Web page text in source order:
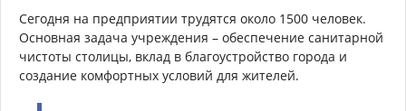
Сегодня на предприятии трудятся около 1500 человек.
Основная задача учреждения – обеспечение санитарной
чистоты столицы, вклад в благоустройство города и
создание комфортных условий для жителей.